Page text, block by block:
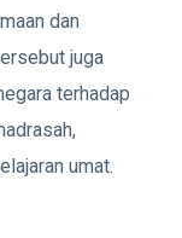
dan
juga
terhadap
umat.